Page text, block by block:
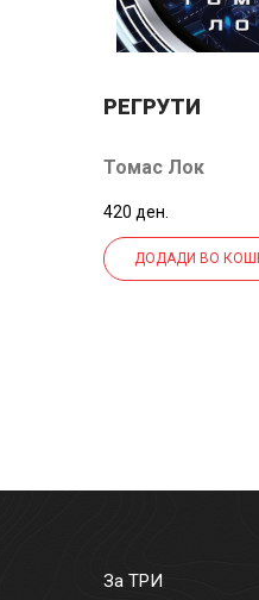
РЕГРУТИ
Томас Лок
420 ден.
ДОДАДИ ВО
За ТРИ